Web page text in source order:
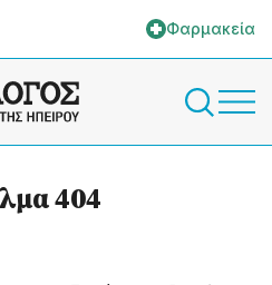
Φαρμακεία
404